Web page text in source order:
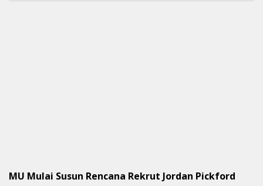
MU Mulai Susun Rencana Rekrut Jordan Pickford